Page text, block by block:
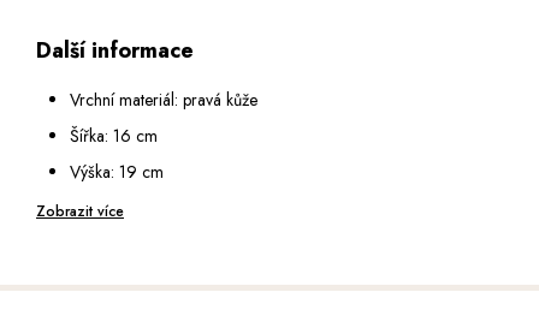
Na přední straně: kapsa na zip
Na zadní straně: kapsa na zip
Popruh na rameno: nastavitelný v rozmezí 85 - 160 cm
Další informace
Vrchní materiál: pravá kůže
Šířka: 16 cm
Výška: 19 cm
Hloubka: 6 cm
Zobrazit více